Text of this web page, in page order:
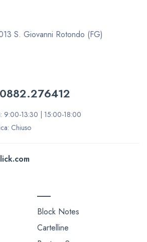
S. Giovanni Rotondo (FG)
0882.276412
9:00-13:30 | 15:00-18:00
Chiuso
Block Notes
Cartelline